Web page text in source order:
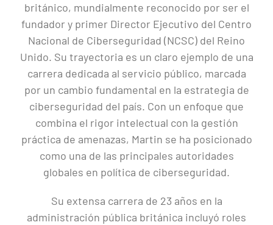
británico, mundialmente reconocido por ser el
fundador y primer Director Ejecutivo del Centro
Nacional de Ciberseguridad (NCSC) del Reino
Unido. Su trayectoria es un claro ejemplo de una
carrera dedicada al servicio público, marcada
por un cambio fundamental en la estrategia de
ciberseguridad del país. Con un enfoque que
combina el rigor intelectual con la gestión
práctica de amenazas, Martin se ha posicionado
como una de las principales autoridades
globales en política de ciberseguridad.
Su extensa carrera de 23 años en la
administración pública británica incluyó roles